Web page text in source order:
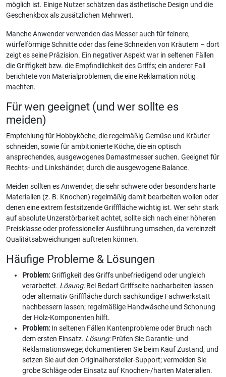
möglich ist. Einige Nutzer schätzen das ästhetische Design und die
Geschenkbox als zusätzlichen Mehrwert.
Manche Anwender verwenden das Messer auch für feinere,
würfelförmige Schnitte oder das feine Schneiden von Kräutern – dort
zeigt es seine Präzision. Ein negativer Aspekt war in seltenen Fällen
die Griffigkeit bzw. die Empfindlichkeit des Griffs; ein anderer Fall
berichtete von Materialproblemen, die eine Reklamation nötig
machten.
Für wen geeignet (und wer sollte es
meiden)
Empfehlung für Hobbyköche, die regelmäßig Gemüse und Kräuter
schneiden, sowie für ambitionierte Köche, die ein optisch
ansprechendes, ausgewogenes Damastmesser suchen. Geeignet für
Rechts- und Linkshänder, durch die ausgewogene Balance.
Meiden sollten es Anwender, die sehr schwere oder besonders harte
Materialien (z. B. Knochen) regelmäßig damit bearbeiten wollen oder
denen eine extrem festsitzende Grifffläche wichtig ist. Wer sehr stark
auf absolute Unzerstörbarkeit achtet, sollte sich nach einer höheren
Preisklasse oder professioneller Ausführung umsehen, da vereinzelt
Qualitätsabweichungen auftreten können.
Häufige Probleme & Lösungen
Problem:Griffigkeit des Griffs unbefriedigend oder ungleich
verarbeitet. Lösung:Bei Bedarf Griffseite nacharbeiten lassen
oder alternativ Grifffläche durch sachkundige Fachwerkstatt
nachbessern lassen; regelmäßige Handwäsche und Schonung
der Holz-Komponenten hilft.
Problem: In seltenen Fällen Kantenprobleme oder Bruch nach
dem ersten Einsatz. Lösung:Prüfen Sie Garantie- und
Reklamationswege; dokumentieren Sie beim Kauf Zustand, und
setzen Sie auf den Originalhersteller-Support; vermeiden Sie
grobe Schläge oder Einsatz auf Knochen-/harten Materialien.